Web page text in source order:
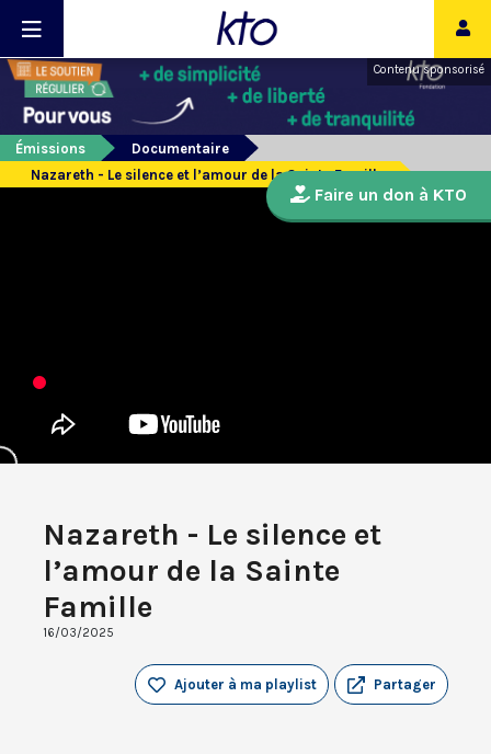
Contenu sponsorisé
Émissions
Documentaire
Nazareth - Le silence et l’amour de la Sainte Famille
Nazareth - Le silence et
l’amour de la Sainte
Famille
16/03/2025
Partager
Ajouter à ma playlist
Faire un don à KTO